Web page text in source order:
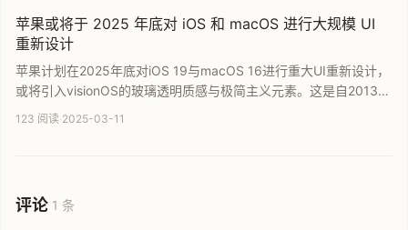
苹果或将于 2025 年底对 iOS 和 macOS 进行大规模 UI
重新设计
苹果计划在2025年底对iOS 19与macOS 16进行重大UI重新设计，
或将引入visionOS的玻璃透明质感与极简主义元素。这是自2013年
以来苹果系统界面的最大变革，旨在统一各平台设计语言并提升用
123 阅读·2025-03-11
评论 1 条